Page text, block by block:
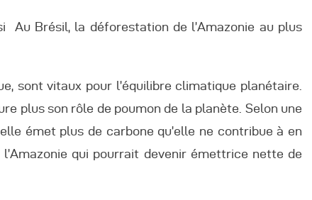
Au Brésil, la déforestation de l’Amazonie au plus
sont vitaux pour l’équilibre climatique planétaire.
plus son rôle de poumon de la planète. Selon une
émet plus de carbone qu’elle ne contribue à en
qui pourrait devenir émettrice nette de